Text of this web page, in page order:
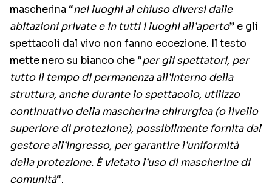
mascherina “nei luoghi al chiuso diversi dalle
abitazioni private e in tutti i luoghi all’aperto” e gli
spettacoli dal vivo non fanno eccezione. Il testo
mette nero su bianco che “per gli spettatori, per
tutto il tempo di permanenza all’interno della
struttura, anche durante lo spettacolo, utilizzo
continuativo della mascherina chirurgica (o livello
superiore di protezione), possibilmente fornita dal
gestore all’ingresso, per garantire l’uniformità
della protezione. È vietato l’uso di mascherine di
comunità“.